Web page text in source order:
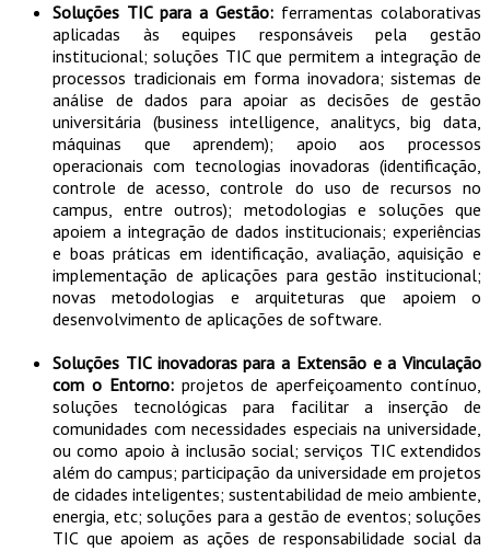
Soluções TIC para a Gestão: ferramentas colaborativas
aplicadas às equipes responsáveis pela gestão
institucional; soluções TIC que permitem a integração de
processos tradicionais em forma inovadora; sistemas de
análise de dados para apoiar as decisões de gestão
universitária (business intelligence, analitycs, big data,
máquinas que aprendem); apoio aos processos
operacionais com tecnologias inovadoras (identificação,
controle de acesso, controle do uso de recursos no
campus, entre outros); metodologias e soluções que
apoiem a integração de dados institucionais; experiências
e boas práticas em identificação, avaliação, aquisição e
implementação de aplicações para gestão institucional;
novas metodologias e arquiteturas que apoiem o
desenvolvimento de aplicações de software.
Soluções TIC inovadoras para a Extensão e a Vinculação
com o Entorno:projetos de aperfeiçoamento contínuo,
soluções tecnológicas para facilitar a inserção de
comunidades com necessidades especiais na universidade,
ou como apoio à inclusão social; serviços TIC extendidos
além do campus; participação da universidade em projetos
de cidades inteligentes; sustentabilidad de meio ambiente,
energia, etc; soluções para a gestão de eventos; soluções
TIC que apoiem as ações de responsabilidade social da